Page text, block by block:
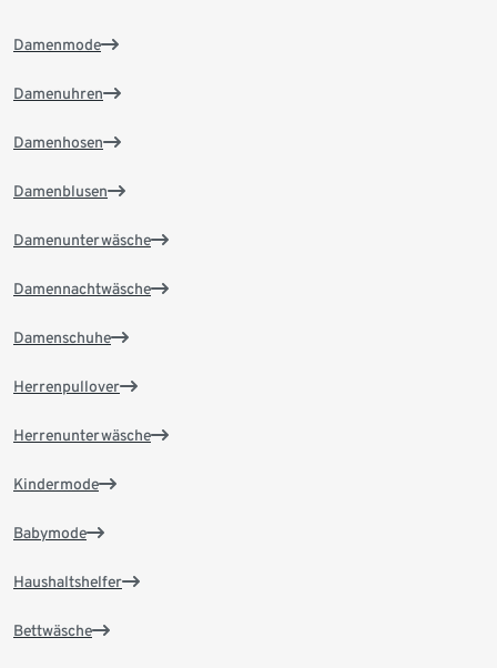
Damenmode
Damenuhren
Damenhosen
Damenblusen
Damenunterwäsche
Damennachtwäsche
Damenschuhe
Herrenpullover
Herrenunterwäsche
Kindermode
Babymode
Haushaltshelfer
Bettwäsche